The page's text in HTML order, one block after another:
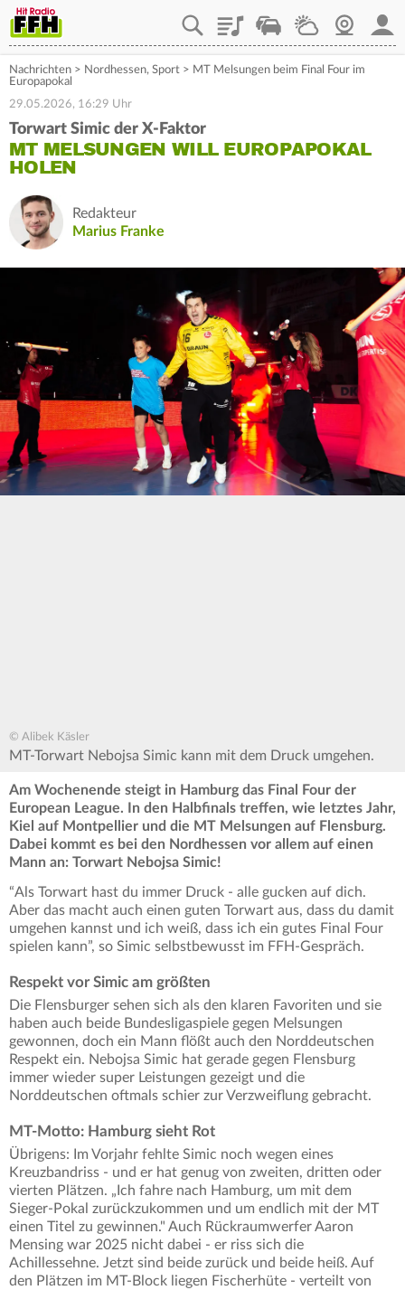
PlaylistStaupilotWetterWebcam
Nachrichten > Nordhessen, Sport > MT Melsungen beim Final Four im
Europapokal
29.05.2026, 16:29 Uhr
Torwart Simic der X-Faktor
MT MELSUNGEN WILL EUROPAPOKAL
HOLEN
Redakteur
Marius Franke
© Alibek Käsler
MT-Torwart Nebojsa Simic kann mit dem Druck umgehen.
Am Wochenende steigt in Hamburg das Final Four der
European League. In den Halbfinals treffen, wie letztes Jahr,
Kiel auf Montpellier und die MT Melsungen auf Flensburg.
Dabei kommt es bei den Nordhessen vor allem auf einen
Mann an: Torwart Nebojsa Simic!
“Als Torwart hast du immer Druck - alle gucken auf dich.
Aber das macht auch einen guten Torwart aus, dass du damit
umgehen kannst und ich weiß, dass ich ein gutes Final Four
spielen kann”, so Simic selbstbewusst im FFH-Gespräch.
Respekt vor Simic am größten
Die Flensburger sehen sich als den klaren Favoriten und sie
haben auch beide Bundesligaspiele gegen Melsungen
gewonnen, doch ein Mann flößt auch den Norddeutschen
Respekt ein. Nebojsa Simic hat gerade gegen Flensburg
immer wieder super Leistungen gezeigt und die
Norddeutschen oftmals schier zur Verzweiflung gebracht.
MT-Motto: Hamburg sieht Rot
Übrigens: Im Vorjahr fehlte Simic noch wegen eines
Kreuzbandriss - und er hat genug von zweiten, dritten oder
vierten Plätzen. „Ich fahre nach Hamburg, um mit dem
Sieger-Pokal zurückzukommen und um endlich mit der MT
einen Titel zu gewinnen." Auch Rückraumwerfer Aaron
Mensing war 2025 nicht dabei - er riss sich die
Achillessehne. Jetzt sind beide zurück und beide heiß. Auf
den Plätzen im MT-Block liegen Fischerhüte - verteilt von